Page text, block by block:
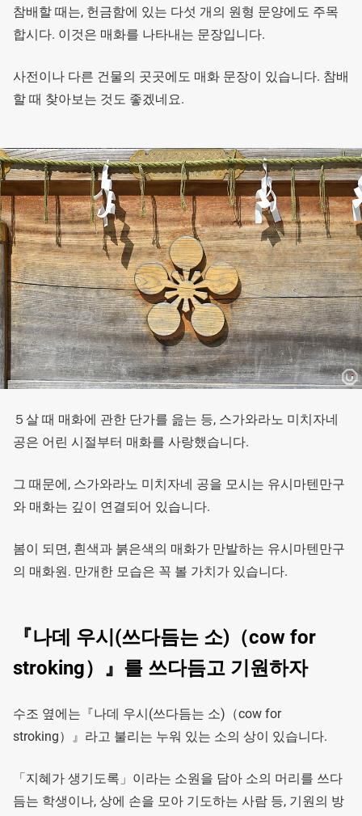
참배할 때는, 헌금함에 있는 다섯 개의 원형 문양에도 주목
합시다. 이것은 매화를 나타내는 문장입니다.
사전이나 다른 건물의 곳곳에도 매화 문장이 있습니다. 참배
할 때 찾아보는 것도 좋겠네요.
５살 때 매화에 관한 단가를 읊는 등, 스가와라노 미치자네
공은 어린 시절부터 매화를 사랑했습니다.
그 때문에, 스가와라노 미치자네 공을 모시는 유시마텐만구
와 매화는 깊이 연결되어 있습니다.
봄이 되면, 흰색과 붉은색의 매화가 만발하는 유시마텐만구
의 매화원. 만개한 모습은 꼭 볼 가치가 있습니다.
『나데 우시(쓰다듬는 소)（cow for
stroking）』를 쓰다듬고 기원하자
수조 옆에는『나데 우시(쓰다듬는 소)（cow for
stroking）』라고 불리는 누워 있는 소의 상이 있습니다.
「지혜가 생기도록」이라는 소원을 담아 소의 머리를 쓰다
듬는 학생이나, 상에 손을 모아 기도하는 사람 등, 기원의 방